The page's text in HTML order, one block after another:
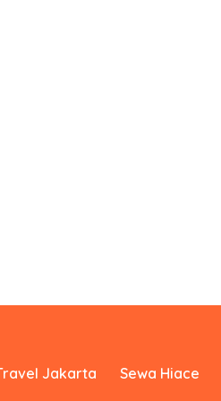
Jakarta Sewa Hiace